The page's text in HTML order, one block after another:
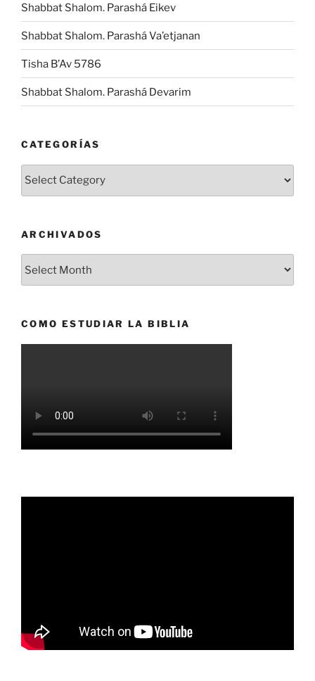
Shabbat Shalom. Parashá Eikev
Shabbat Shalom. Parashá Va’etjanan
Tisha B’Av 5786
Shabbat Shalom. Parashá Devarim
CATEGORÍAS
Categorías
ARCHIVADOS
COMO ESTUDIAR LA BIBLIA